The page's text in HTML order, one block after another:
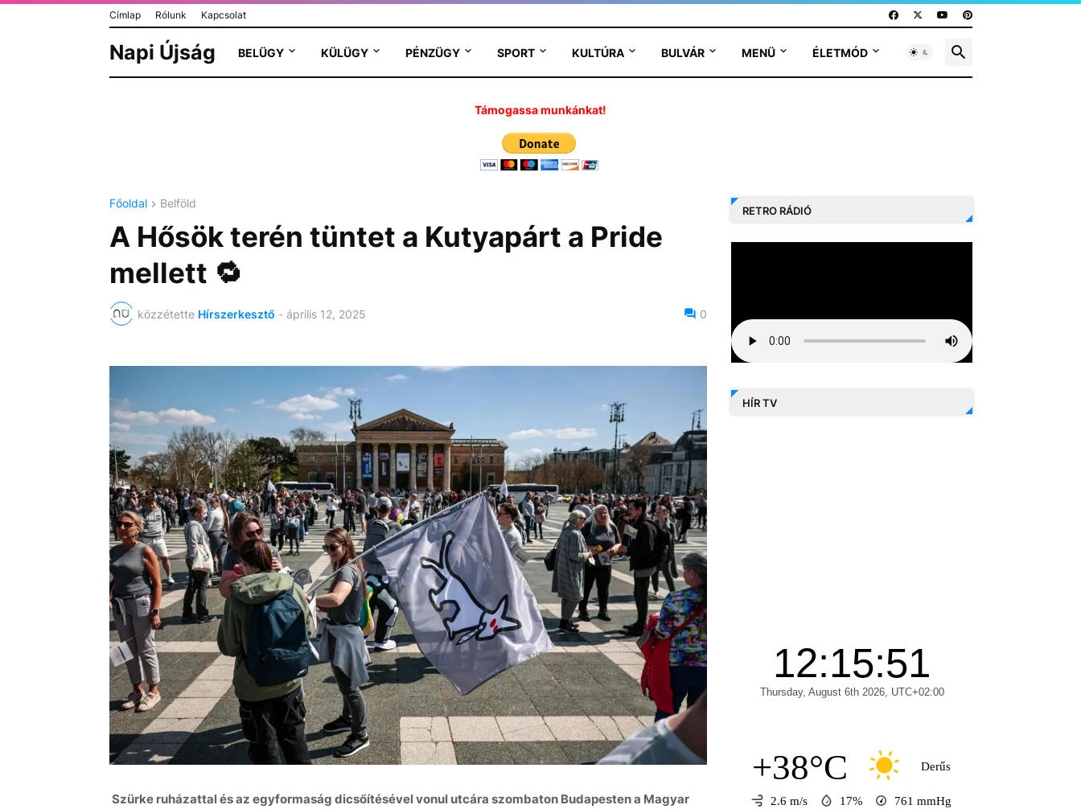
Címlap Rólunk Kapcsolat
Napi Újság BELÜGY KÜLÜGY PÉNZÜGY SPORT KULTÚRA BULVÁR MENÜ ÉLETMÓD
Támogassa munkánkat!
Főoldal Belföld
A Hősök terén tüntet a Kutyapárt a Pride
mellett 🔁
közzétette Hírszerkesztő - április 12, 2025 0
Szürke ruházattal és az egyformaság dicsőítésével vonul utcára szombaton Budapesten a Magyar
RETRO RÁDIÓ
HÍR TV
+38°C Derűs
2.6 m/s 17% 761 mmHg